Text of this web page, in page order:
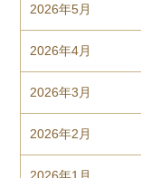
2026年5月
2026年4月
2026年3月
2026年2月
2026年1月